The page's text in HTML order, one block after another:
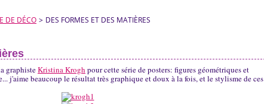
DE DÉCO > DES FORMES ET DES MATIÈRES
graphisteKristina Krogh pour cette série de posters: figures géométriques et
j'aime beaucoup le résultat très graphique et doux à la fois, et le stylisme de ces